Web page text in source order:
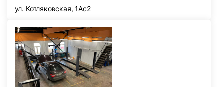
ул. Котляковская, 1Ас2